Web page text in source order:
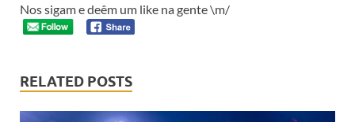
Nos sigam e deêm um like na gente \m/
RELATED POSTS